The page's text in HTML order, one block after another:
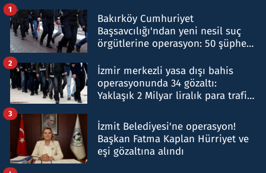
Bakırköy Cumhuriyet
Başsavcılığı'ndan yeni nesil suç
örgütlerine operasyon: 50 şüpheli
1
İzmir merkezli yasa dışı bahis
operasyonunda 34 gözaltı:
Yaklaşık 2 Milyar liralık para trafiği
2
İzmit Belediyesi'ne operasyon!
Başkan Fatma Kaplan Hürriyet ve
eşi gözaltına alındı
3